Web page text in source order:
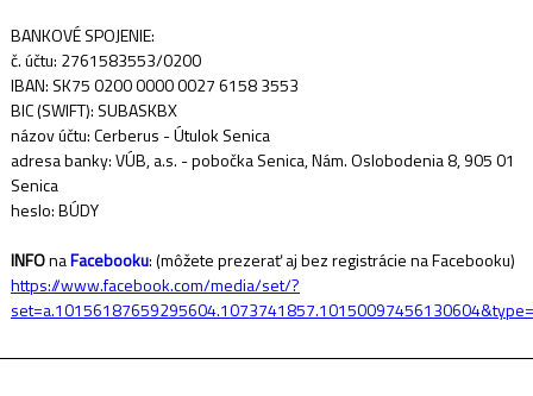
BANKOVÉ SPOJENIE:
č. účtu: 2761583553/0200
IBAN: SK75 0200 0000 0027 6158 3553
BIC (SWIFT): SUBASKBX
názov účtu: Cerberus - Útulok Senica
adresa banky: VÚB, a.s. - pobočka Senica, Nám. Oslobodenia 8, 905 01
Senica
heslo: BÚDY
INFOnaFacebooku: (môžete prezerať aj bez registrácie na Facebooku)
https://www.facebook.com/media/set/?